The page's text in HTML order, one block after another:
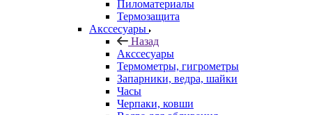
Пиломатериалы
Термозащита
Аксcесуары
Назад
Аксcесуары
Термометры, гигрометры
Запарники, ведра, шайки
Часы
Черпаки, ковши